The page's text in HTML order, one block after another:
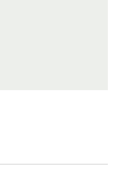
em interações